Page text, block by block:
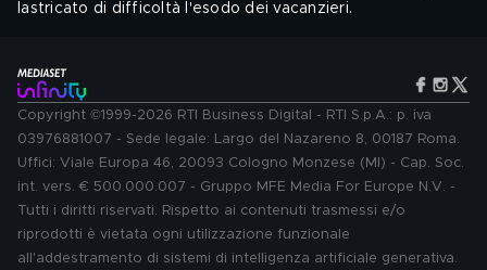
lastricato di difficoltà l'esodo dei vacanzieri.
Copyright ©1999-2026 RTI Business Digital - RTI S.p.A.: p. iva
03976881007 - Sede legale: Largo del Nazareno 8, 00187 Roma.
Uffici: Viale Europa 46, 20093 Cologno Monzese (MI) - Cap. Soc.
int. vers. € 500.000.007 - Gruppo MFE Media For Europe N.V. -
Tutti i diritti riservati. Rispetto ai contenuti trasmessi e/o
riprodotti è vietata ogni utilizzazione funzionale
all'addestramento di sistemi di intelligenza artificiale generativa.